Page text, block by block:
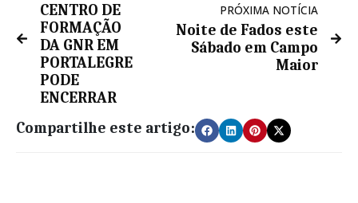
CENTRO DE
FORMAÇÃO
DA GNR EM
PORTALEGRE
PODE
ENCERRAR
PRÓXIMA NOTÍCIA
Noite de Fados este
Sábado em Campo
Maior
Compartilhe este artigo: